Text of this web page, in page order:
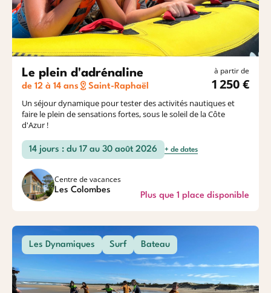
Le plein d'adrénaline
de 12 à 14 ans Saint-Raphaël
à partir de
1 250 €
Un séjour dynamique pour tester des activités nautiques et
faire le plein de sensations fortes, sous le soleil de la Côte
d'Azur !
14 jours : du 17 au 30 août 2026 + de dates
Centre de vacances
Les Colombes
Plus que 1 place disponible
Les Dynamiques Surf Bateau